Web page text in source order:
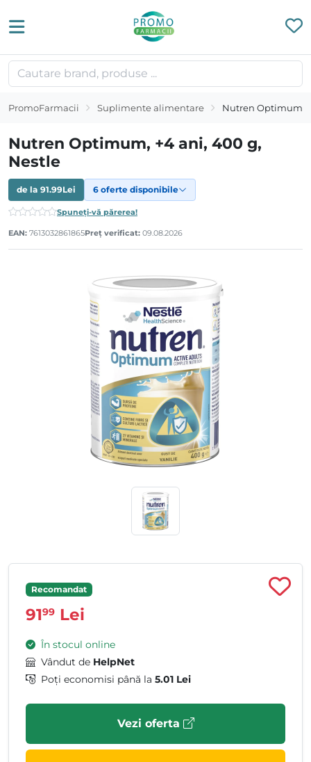
PromoFarmacii Suplimente alimentare Nutren Optimum,
Nutren Optimum, +4 ani, 400 g,
Nestle
de la 91.99Lei 6 oferte disponibile
Spuneți-vă părerea!
EAN: 7613032861865Preț verificat: 09.08.2026
Recomandat
9199 Lei
În stocul online
Vândut de HelpNet
Poți economisi până la 5.01 Lei
Vezi oferta